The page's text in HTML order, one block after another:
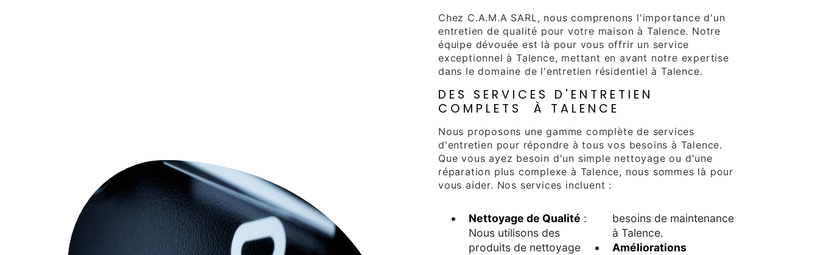
Chez C.A.M.A SARL, nous comprenons l'importance d'un
entretien de qualité pour votre maison à Talence. Notre
équipe dévouée est là pour vous offrir un service
exceptionnel à Talence, mettant en avant notre expertise
dans le domaine de l'entretien résidentiel à Talence.
DES SERVICES D'ENTRETIEN
COMPLETS À TALENCE
Nous proposons une gamme complète de services
d'entretien pour répondre à tous vos besoins à Talence.
Que vous ayez besoin d'un simple nettoyage ou d'une
réparation plus complexe à Talence, nous sommes là pour
vous aider. Nos services incluent :
Nettoyage de Qualité :
Nous utilisons des
produits de nettoyage
besoins de maintenance
à Talence.
Améliorations